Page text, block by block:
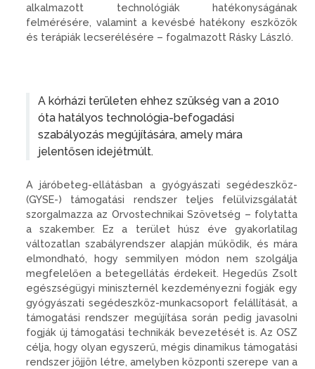
alkalmazott technológiák hatékonyságának
felmérésére, valamint a kevésbé hatékony eszközök
és terápiák lecserélésére – fogalmazott Rásky László.
A kórházi területen ehhez szükség van a 2010
óta hatályos technológia-befogadási
szabályozás megújítására, amely mára
jelentősen idejétmúlt.
A járóbeteg-ellátásban a gyógyászati segédeszköz-
(GYSE-) támogatási rendszer teljes felülvizsgálatát
szorgalmazza az Orvostechnikai Szövetség – folytatta
a szakember. Ez a terület húsz éve gyakorlatilag
változatlan szabályrendszer alapján működik, és mára
elmondható, hogy semmilyen módon nem szolgálja
megfelelően a betegellátás érdekeit. Hegedűs Zsolt
egészségügyi miniszternél kezdeményezni fogják egy
gyógyászati segédeszköz-munkacsoport felállítását, a
támogatási rendszer megújítása során pedig javasolni
fogják új támogatási technikák bevezetését is. Az OSZ
célja, hogy olyan egyszerű, mégis dinamikus támogatási
rendszer jöjjön létre, amelyben központi szerepe van a